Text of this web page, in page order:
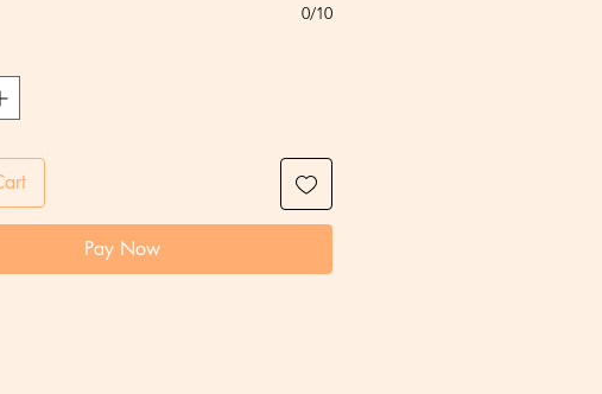
0/10
Pay Now